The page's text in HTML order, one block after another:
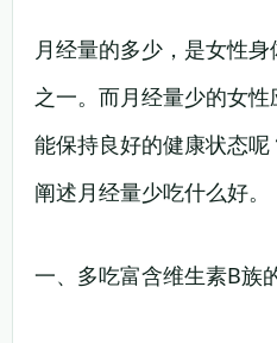
月经量的多少，是女性
之一。而月经量少的女
能保持良好的健康状态
阐述月经量少吃什么好。
一、多吃富含维生素B族